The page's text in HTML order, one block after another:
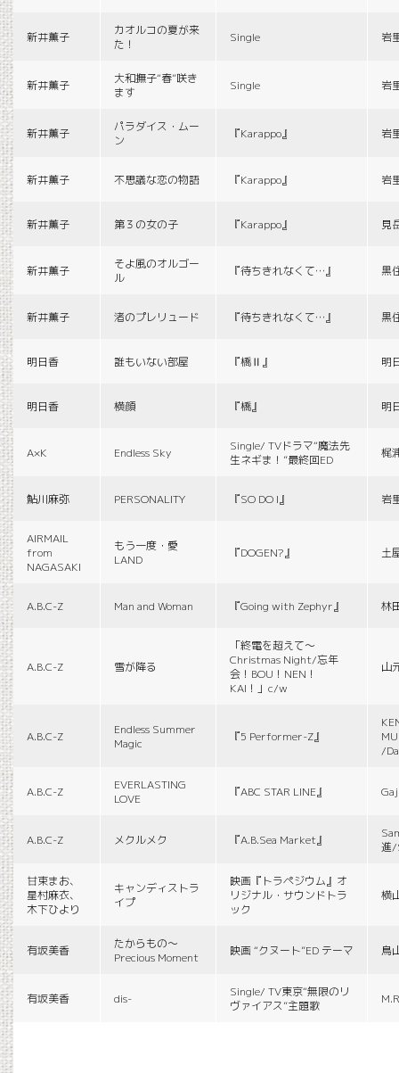
新井薫子
カオルコの夏が来
た！
Single 岩
新井薫子
大和撫子“春”咲き
ます
Single 岩
新井薫子
パラダイス・ムー
ン
『Karappo』 岩
新井薫子 不思議な恋の物語 『Karappo』 岩
新井薫子 第３の女の子 『Karappo』 見
新井薫子
そよ風のオルゴー
ル
『待ちきれなくて…』 黒
新井薫子 渚のプレリュード 『待ちきれなくて…』 黒
明日香 誰もいない部屋 『橋Ⅱ』 明
明日香 横顔 『橋』 明
A×K Endless Sky
Single/ TVドラマ“魔法先
生ネギま！”最終回ED
梶
鮎川麻弥 PERSONALITY 『SO DO I』 岩
AIRMAIL
from
NAGASAKI
もう一度・愛
LAND
『DOGEN?』 土
A.B.C-Z Man and Woman 『Going with Zephyr』 林
A.B.C-Z 雪が降る
「終電を超えて～
Christmas Night/忘年
会！BOU！NEN！
KAI！」c/w
山
A.B.C-Z
Endless Summer
Magic
『5 Performer-Z』
/
A.B.C-Z
EVERLASTING
LOVE
『ABC STAR LINE』
A.B.C-Z メクルメク 『A.B.Sea Market』
進/
甘束まお、
星村麻衣、
木下ひより
キャンディストラ
イプ
映画『トラペジウム』オ
リジナル・サウンドトラ
ック
横
有坂美香
たからもの〜
Precious Moment
映画 “クヌート”ED テーマ 鳥
有坂美香 dis-
Single/ TV東京“無限のリ
ヴァイアス”主題歌